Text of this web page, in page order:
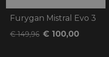
Furygan Mistral Evo 3
€ 149,96 € 100,00